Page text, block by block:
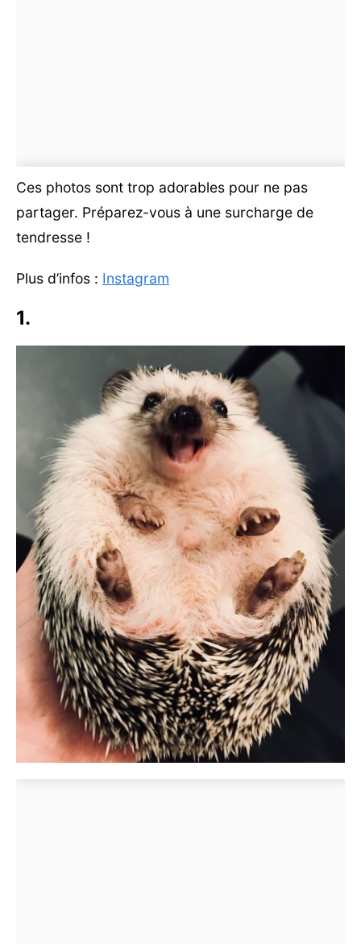
Ces photos sont trop adorables pour ne pas
partager. Préparez-vous à une surcharge de
tendresse !
Plus d’infos : Instagram
1.